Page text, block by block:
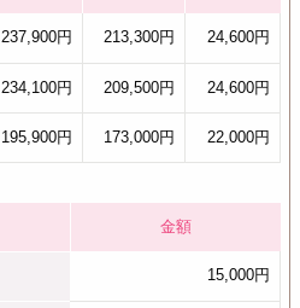
237,900円 213,300円 24,600円
234,100円 209,500円 24,600円
195,900円 173,000円 22,000円
金額
15,000円